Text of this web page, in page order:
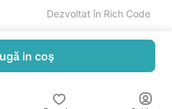
Dezvoltat în Rich Code
in coş